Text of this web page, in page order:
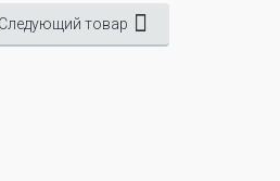
Следующий товар